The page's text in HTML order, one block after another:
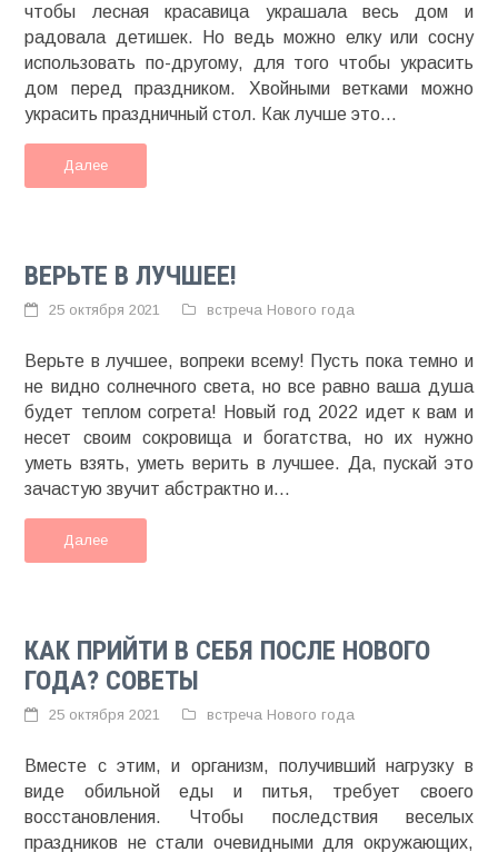
чтобы лесная красавица украшала весь дом и
радовала детишек. Но ведь можно елку или сосну
использовать по-другому, для того чтобы украсить
дом перед праздником. Хвойными ветками можно
украсить праздничный стол. Как лучше это...
Далее
ВЕРЬТЕ В ЛУЧШЕЕ!
25 октября 2021 встреча Нового года
Верьте в лучшее, вопреки всему! Пусть пока темно и
не видно солнечного света, но все равно ваша душа
будет теплом согрета! Новый год 2022 идет к вам и
несет своим сокровища и богатства, но их нужно
уметь взять, уметь верить в лучшее. Да, пускай это
зачастую звучит абстрактно и...
Далее
КАК ПРИЙТИ В СЕБЯ ПОСЛЕ НОВОГО
ГОДА? СОВЕТЫ
25 октября 2021 встреча Нового года
Вместе с этим, и организм, получивший нагрузку в
виде обильной еды и питья, требует своего
восстановления. Чтобы последствия веселых
праздников не стали очевидными для окружающих,